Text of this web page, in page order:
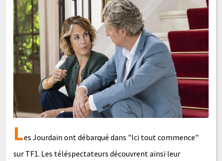
Les Jourdain ont débarqué dans "Ici tout commence"
sur TF1. Les téléspectateurs découvrent ainsi leur